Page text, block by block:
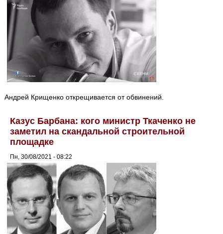
Андрей Крищенко открещивается от обвинений.
Казус Барбана: кого министр Ткаченко не
заметил на скандальной строительной
площадке
Пн, 30/08/2021 - 08:22